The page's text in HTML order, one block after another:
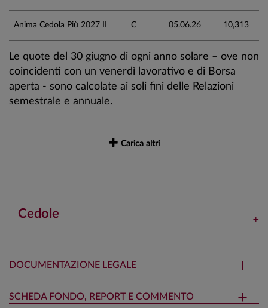
Anima Cedola Più 2027 II C 05.06.26 10,313
Le quote del 30 giugno di ogni anno solare – ove non
coincidenti con un venerdì lavorativo e di Borsa
aperta - sono calcolate ai soli fini delle Relazioni
semestrale e annuale.
Carica altri
Cedole
DOCUMENTAZIONE LEGALE
SCHEDA FONDO, REPORT E COMMENTO